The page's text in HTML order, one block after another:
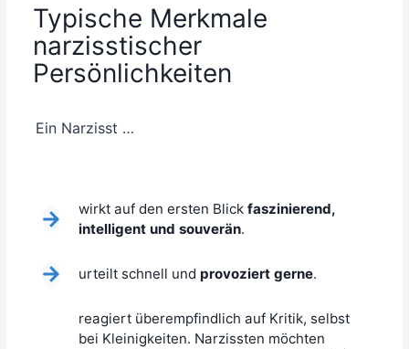
Typische Merkmale
narzisstischer
Persönlichkeiten
Ein Nar­zisst …
wirkt auf den ers­ten Blickfas­zi­nie­rend,
intel­li­gent und sou­ve­rän.
urteilt schnell und pro­vo­ziert ger­ne.
reagiert über­emp­find­lich auf Kri­tik, selbst
bei Klei­nig­kei­ten. Nar­ziss­ten möch­ten